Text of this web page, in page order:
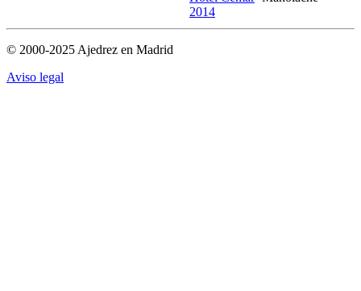
2014
© 2000-2025 Ajedrez en Madrid
Aviso legal